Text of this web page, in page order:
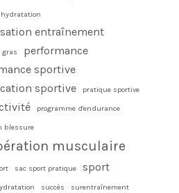
entraînement
gras
performance
sportive
sportive
pratique sportive
programme d'endurance
blessure
musculaire
sac sport pratique sport
succès surentraînement